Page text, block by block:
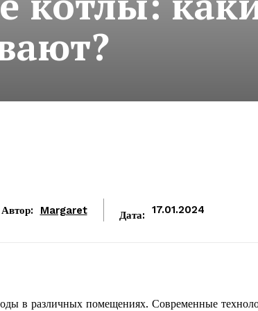
Автор: Margaret Дата: 17.01.2024
в различных помещениях. Современные